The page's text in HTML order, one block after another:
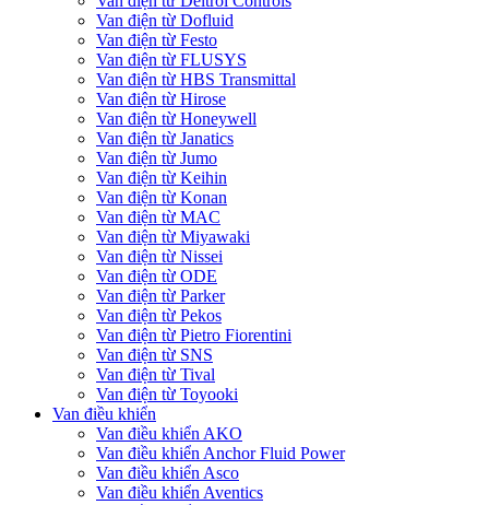
Van điện từ Dofluid
Van điện từ Festo
Van điện từ FLUSYS
Van điện từ HBS Transmittal
Van điện từ Hirose
Van điện từ Honeywell
Van điện từ Janatics
Van điện từ Jumo
Van điện từ Keihin
Van điện từ Konan
Van điện từ MAC
Van điện từ Miyawaki
Van điện từ Nissei
Van điện từ ODE
Van điện từ Parker
Van điện từ Pekos
Van điện từ Pietro Fiorentini
Van điện từ SNS
Van điện từ Tival
Van điện từ Toyooki
Van điều khiển
Van điều khiển AKO
Van điều khiển Anchor Fluid Power
Van điều khiển Asco
Van điều khiển Aventics